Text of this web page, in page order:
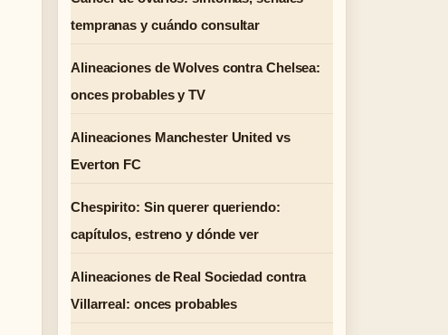
tempranas y cuándo consultar
Alineaciones de Wolves contra Chelsea:
onces probables y TV
Alineaciones Manchester United vs
Everton FC
Chespirito: Sin querer queriendo:
capítulos, estreno y dónde ver
Alineaciones de Real Sociedad contra
Villarreal: onces probables